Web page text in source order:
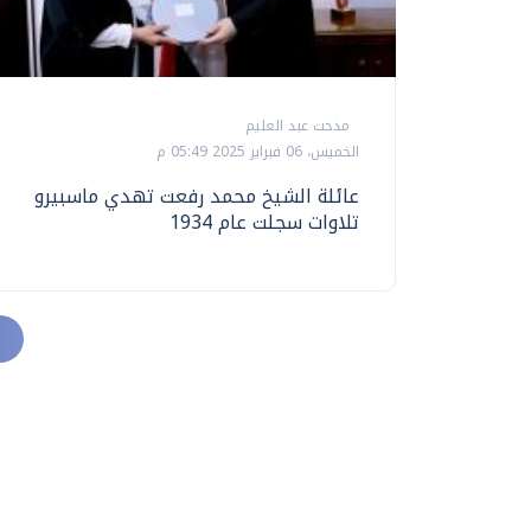
مدحت عبد العليم
الخميس، 06 فبراير 2025 05:49 م
عائلة الشيخ محمد رفعت تهدي ماسبيرو
تلاوات سجلت عام 1934